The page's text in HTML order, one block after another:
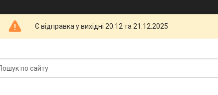
Є відправка у вихідні 20.12 та 21.12.2025